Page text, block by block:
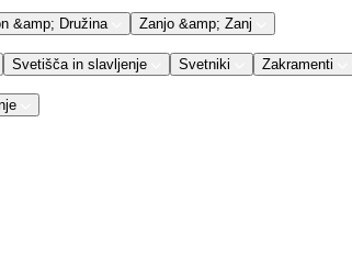
&amp; Družina Zanjo &amp; Zanj
Svetišča in slavljenje Svetniki Zakramenti